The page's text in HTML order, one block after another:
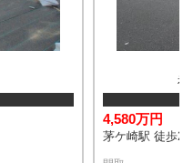
4,580万円
茅ケ崎駅 徒歩